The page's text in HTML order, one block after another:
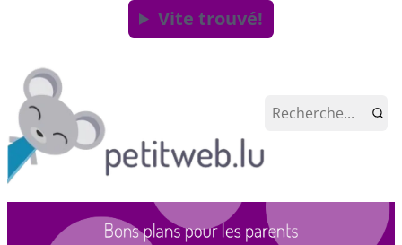
Vite trouvé!